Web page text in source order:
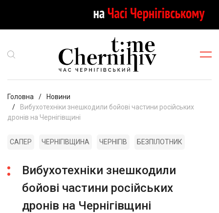
Головна
Новини
Вибухотехніки знешкодили бойові частини російських
дронів на Чернігівщині
САПЕР ЧЕРНІГІВЩИНА ЧЕРНІГІВ БЕЗПІЛОТНИК
Вибухотехніки знешкодили
бойові частини російських
дронів на Чернігівщині